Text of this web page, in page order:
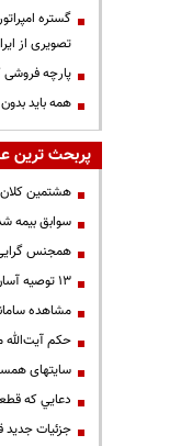
تصویری از ایران ۲۵ قرن
پارچه فروشی
همه باید
پربحث ترین
هشتمین
سوابق بیمه
همجنس
13 توصیه آسان برای رفع بوی بد دهان
مشاهده
حكم آيت‌الله
سایتهای
دعايي كه
جزئیات جدید